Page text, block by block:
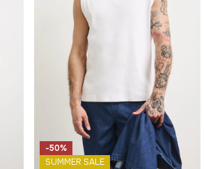
-50%
SUMMER SALE